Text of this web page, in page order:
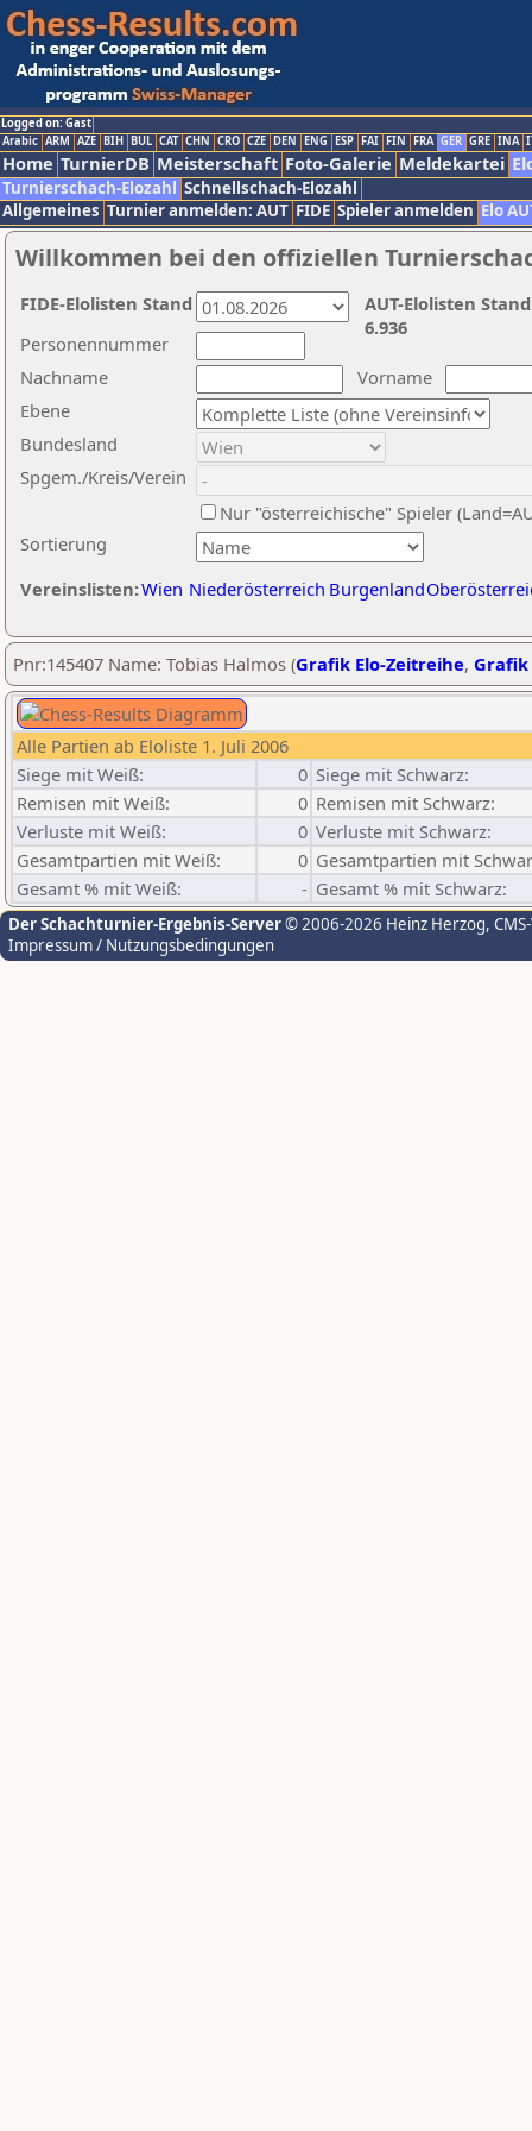
Logged on: Gast
Arabic ARM AZE BIH BUL CAT CHN CRO CZE DEN ENG ESP FAI FIN FRA GER GRE INA
Home TurnierDB Meisterschaft Foto-Galerie Meldekartei
Turnierschach-Elozahl Schnellschach-Elozahl
Allgemeines Turnier anmelden: AUT FIDE Spieler anmelden Elo
Willkommen bei den offiziellen
Nachname
Vorname
Ebene
Sortierung
Personennummer
Bundesland
Spgem./Kreis/Verein
Nur "österreichische" Spieler
Vereinslisten:Wien Niederösterreich Burgenland
AUT-Elolisten
6.936
FIDE-Elolisten Stand
Pnr:145407 Name: Tobias Halmos (Grafik Elo-Zeitreihe, Grafik
Alle Partien ab Eloliste 1. Juli 2006
Siege mit Weiß:
0 Siege mit Schwarz:
Remisen mit Weiß:
0 Remisen mit Schwarz:
Verluste mit Weiß:
0 Verluste mit Schwarz:
Gesamtpartien mit Weiß:
0 Gesamtpartien mit
Gesamt % mit Weiß:
- Gesamt % mit Schwarz:
Der Schachturnier-Ergebnis-Server© 2006-2026 Heinz Herzog,
Impressum / Nutzungsbedingungen